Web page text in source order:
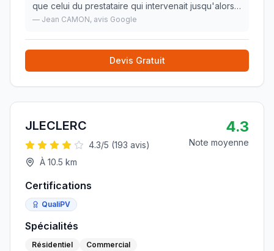
que celui du prestataire qui intervenait jusqu'alors
pour l'entretien de la pac et les commentaires que
— Jean CAMON, avis Google
Devis Gratuit
JLECLERC
4.3/5 (193 avis)
À 10.5 km
4.3
Note moyenne
Certifications
QualiPV
Spécialités
Résidentiel Commercial